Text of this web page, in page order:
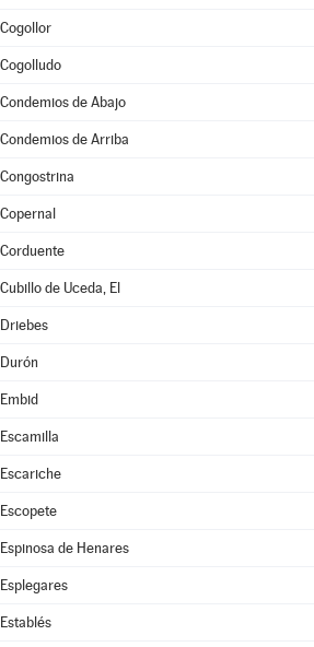
Cogollor
Cogolludo
Condemios de Abajo
Condemios de Arriba
Congostrina
Copernal
Corduente
Cubillo de Uceda, El
Driebes
Durón
Embid
Escamilla
Escariche
Escopete
Espinosa de Henares
Esplegares
Establés